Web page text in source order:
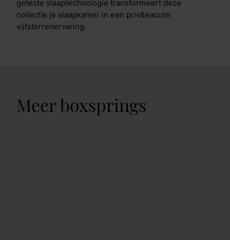
geteste slaaptechnologie transformeert deze
collectie je slaapkamer in een priv&eacute;
vijfsterrenervaring.
Meer boxsprings